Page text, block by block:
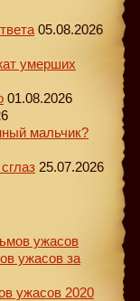
05.08.2026
умерших
01.08.2026
мальчик?
25.07.2026
ужасов
ужасов за
ужасов 2020